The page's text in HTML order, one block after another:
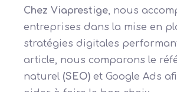
Chez Viaprestige, nous
entreprises dans la mise en
stratégies digitales
article, nous comparons le
naturel (SEO) et Google Ads